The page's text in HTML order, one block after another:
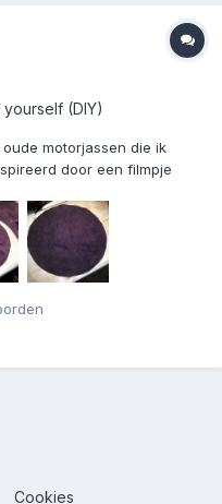
yourself (DIY)
motorjassen die ik
door een filmpje
vast de begin fase. Meer
Cookies